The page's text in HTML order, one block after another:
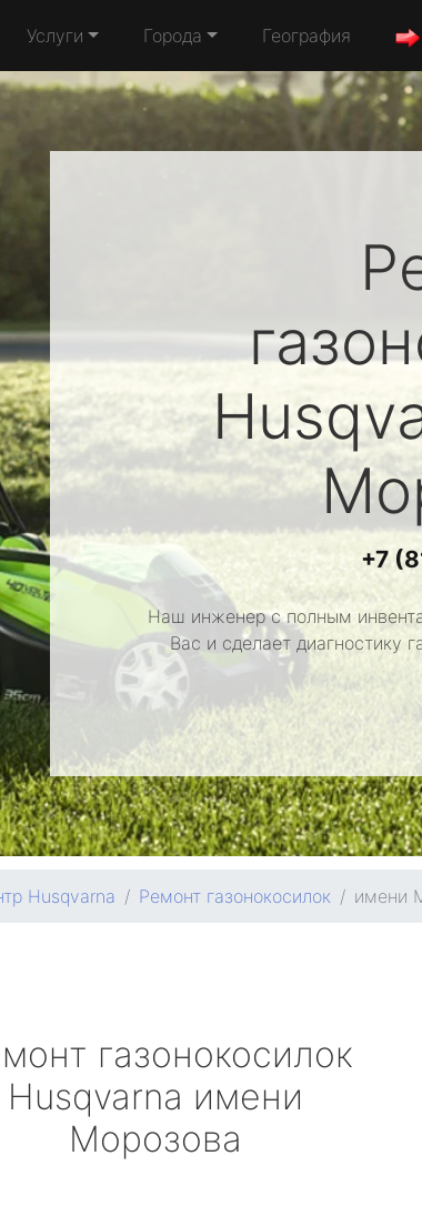
Услуги Города География
+7
Наш инженер с полным
Вас и сделает диагностику
Husqvarna Ремонт газонокосилок имени
газонокосилок
Husqvarna имени
Морозова